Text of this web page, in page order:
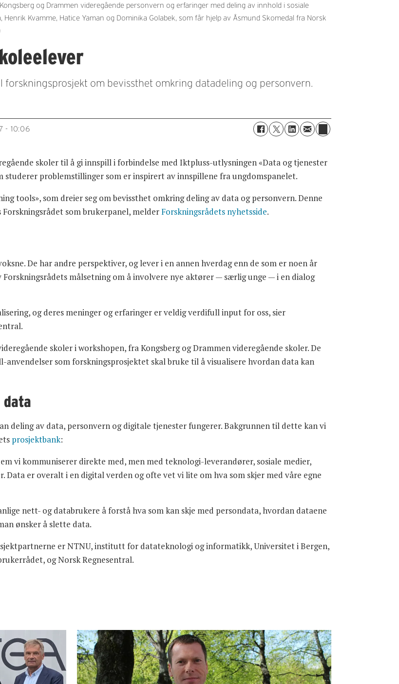
og Drammen videregående personvern og erfaringer med deling av innhold i sosiale
Henrik Kvamme, Hatice Yaman og Dominika Golabek, som får hjelp av Åsmund Skomedal fra Norsk
forskningsprosjekt om bevissthet omkring datadeling og personvern.
- 10:06
skoler til å gi innspill i forbindelse med Iktpluss-utlysningen «Data og tjenester
studerer problemstillinger som er inspirert av innspillene fra ungdomspanelet.
tools», som dreier seg om bevissthet omkring deling av data og personvern. Denne
som brukerpanel, melderForskningsrådets nyhetsside.
De har andre perspektiver, og lever i en annen hverdag enn de som er noen år
målsetning om å involvere nye aktører — særlig unge — i en dialog
og deres meninger og erfaringer er veldig verdifull input for oss, sier
skoler i workshopen, fra Kongsberg og Drammen videregående skoler. De
som forskningsprosjektet skal bruke til å visualisere hvordan data kan
data
deling av data, personvern og digitale tjenester fungerer. Bakgrunnen til dette kan vi
prosjektbank:
vi kommuniserer direkte med, men med teknologi-leverandører, sosiale medier,
er overalt i en digital verden og ofte vet vi lite om hva som skjer med våre egne
nett- og databrukere å forstå hva som kan skje med persondata, hvordan dataene
ønsker å slette data.
er NTNU, institutt for datateknologi og informatikk, Universitet i Bergen,
og Norsk Regnesentral.